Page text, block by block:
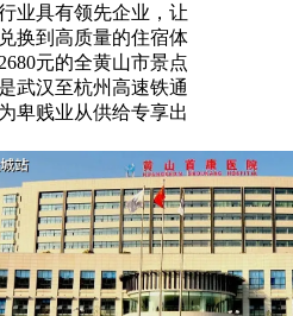
业具有领先企业，让
换到高质量的住宿体
元的全黄山市景点
武汉至杭州高速铁通
卑贱业从供给专享出